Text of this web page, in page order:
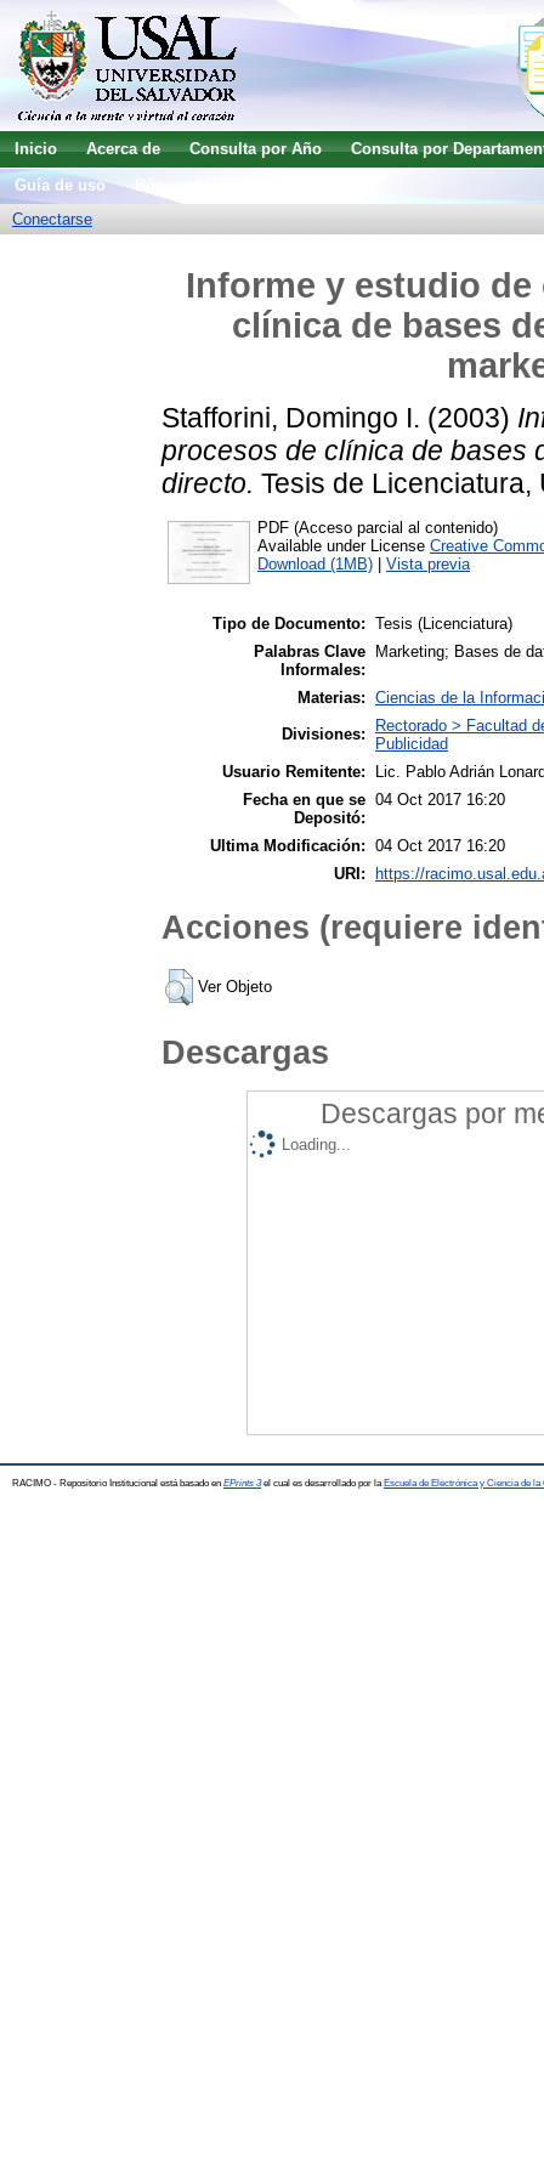
Inicio Acerca de Consulta por Año
Consulta por
Guía de uso
Conectarse
Informe y estudio
clínica de bases
Stafforini, Domingo I. (2003)
procesos de clínica de bases
directo. Tesis de
PDF (Acceso parcial al contenido)
Available under License Creative
Download (1MB)
Vista previa
Tipo de Documento: Tesis (Licenciatura)
Palabras Clave
Informales:
Marketing; Bases de
Materias: Ciencias de la
Divisiones:
Rectorado > Facultad
Publicidad
Usuario Remitente:
Lic. Pablo Adrián
Fecha en que se
Depositó:
04 Oct 2017 16:20
Ultima Modificación: 04 Oct 2017 16:20
URI:
https://
Acciones (requiere
Ver Objeto
Descargas
Descargas por
Loading...
RACIMO - Repositorio Institucional está basado en EPrints 3el cual es desarrollado por la Escuela de Electrónica y Ciencia de la